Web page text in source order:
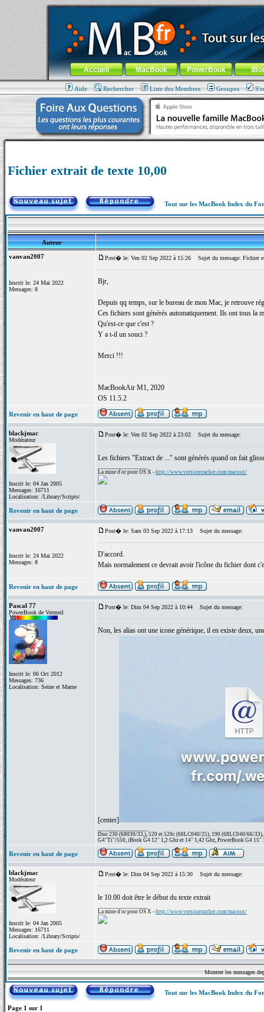
MacBook-fr.com : 100% Apple... 100% nomade !
Aller au contenu-Aller au menu général-Aller au menu de
Menu général
Accueil MacBook PowerBook
Aide Rechercher Liste des Membres Groupes
Fichier extrait de texte 10,00
Tout sur les MacBook Index du
Auteur
vanvan2007
Inscrit le: 24 Mai 2022
Messages: 8
Post� le: Ven 02 Sep 2022 à 15:26 Sujet du message: Fichier
Bjr,
Depuis qq temps, sur le bureau de mon Mac, je retrouve
Ces fichiers sont générés automatiquement. Ils ont tous la
Qu'est-ce que c'est ?
Y a t-il un souci ?
Merci !!!
MacBookAir M1, 2020
OS 11.5.2
Revenir en haut de page
blackjmac
Modérateur
Inscrit le: 04 Jan 2005
Messages: 16711
Localisation: /Library/Scripts/
Post� le: Ven 02 Sep 2022 à 23:02 Sujet du message:
Les fichiers "Extract de ..." sont générés quand on fait
La mine d'or pour OS X - http://www.versiontracker.com/macosx/
Revenir en haut de page
vanvan2007
Inscrit le: 24 Mai 2022
Messages: 8
Post� le: Sam 03 Sep 2022 à 17:13 Sujet du message:
D'accord.
Mais normalement ce devrait avoir l'icône du fichier dont
Revenir en haut de page
Pascal 77
PowerBook de Vermeil
Inscrit le: 06 Oct 2012
Messages: 736
Localisation: Seine et Marne
Post� le: Dim 04 Sep 2022 à 10:44 Sujet du message:
Non, les alias ont une icone générique, il en existe deux,
[center]
Duo 230 (68030/33,), 520 et 520c (68LC040/25), 190 (68LC040/66/
G4"Ti"/550, iBook G4 12" 1,2 Ghz et 14" 1,42 Ghz, PowerBook G4 15"
Revenir en haut de page
blackjmac
Modérateur
Inscrit le: 04 Jan 2005
Messages: 16711
Localisation: /Library/Scripts/
Post� le: Dim 04 Sep 2022 à 15:30 Sujet du message:
le 10.00 doit être le début du texte extrait
La mine d'or pour OS X - http://www.versiontracker.com/macosx/
Revenir en haut de page
Montrer les messages
Tout sur les MacBook Index du
Page 1 sur 1